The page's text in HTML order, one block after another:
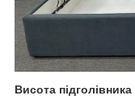
Висота підголівника